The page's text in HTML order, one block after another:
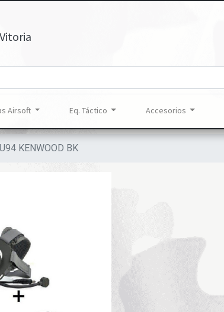
Airsoft Eq. Táctico Accesorios
KENWOOD BK